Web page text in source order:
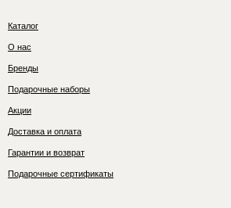
Каталог
О нас
Бренды
Подарочные наборы
Акции
Доставка и оплата
Гарантии и возврат
Подарочные сертификаты